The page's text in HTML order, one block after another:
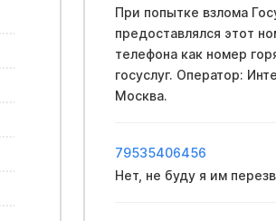
При попытке взлома
предоставлялся этот
телефона как номер
госуслуг. Оператор:
Москва.
79535406456
Нет, не буду я им